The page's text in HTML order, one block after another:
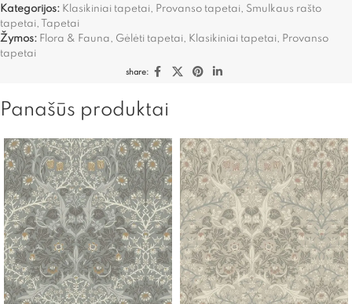
Kategorijos: Klasikiniai tapetai Provanso tapetai
Smulkaus rašto
tapetai
Tapetai
Žymos: Flora & Fauna Gėlėti tapetai Klasikiniai tapetai
Provanso
tapetai
share:
Panašūs produktai